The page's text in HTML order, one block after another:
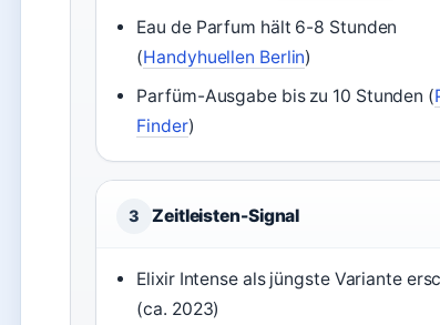
Eau de Parfum hält 6-8 Stunden
(Handyhuellen Berlin)
Parfüm-Ausgabe bis zu 10 Stunden (
Finder)
3 Zeitleisten-Signal
Elixir Intense als jüngste Variante
(ca. 2023)